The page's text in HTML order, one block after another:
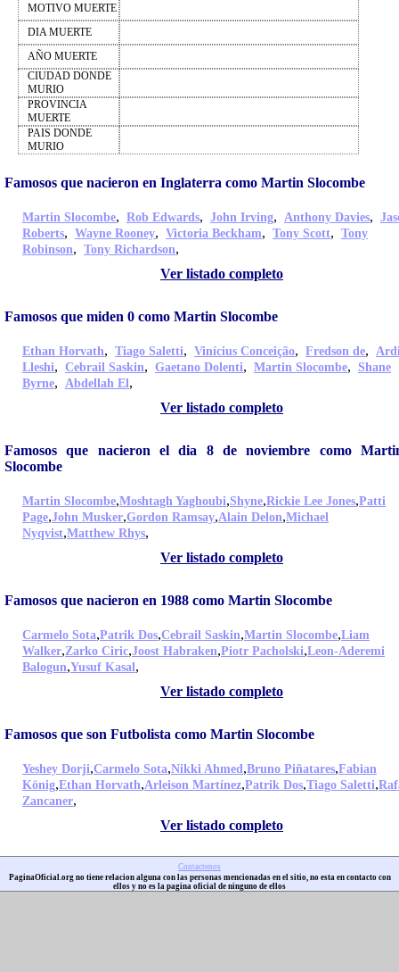
MOTIVO MUERTE
DIA MUERTE
AÑO MUERTE
CIUDAD DONDE
MURIO
PROVINCIA
MUERTE
PAIS DONDE
MURIO
Famosos que nacieron en Inglaterra como Martin Slocombe
Martin Slocombe, Rob Edwards, John Irving, Anthony Davies,
Roberts, Wayne Rooney, Victoria Beckham, Tony Scott, Tony
Robinson, Tony Richardson,
Ver listado completo
Famosos que miden 0 como Martin Slocombe
Ethan Horvath, Tiago Saletti, Vinícius Conceição, Fredson de,
Lleshi, Cebrail Saskin, Gaetano Dolenti, Martin Slocombe, Shane
Byrne, Abdellah El,
Ver listado completo
Famosos que nacieron el dia 8 de noviembre como
Slocombe
Martin Slocombe,Moshtagh Yaghoubi,Shyne,Rickie Lee Jones,Patti
Page,John Musker,Gordon Ramsay,Alain Delon,Michael
Nyqvist,Matthew Rhys,
Ver listado completo
Famosos que nacieron en 1988 como Martin Slocombe
Carmelo Sota,Patrik Dos,Cebrail Saskin,Martin Slocombe,Liam
Walker,Zarko Ciric,Joost Habraken,Piotr Pacholski,Leon-Aderemi
Balogun,Yusuf Kasal,
Ver listado completo
Famosos que son Futbolista como Martin Slocombe
Yeshey Dorji,Carmelo Sota,Nikki Ahmed,Bruno Piñatares,Fabian
König,Ethan Horvath,Arleison Martínez,Patrik Dos,Tiago Saletti,
Zancaner,
Ver listado completo
Contactenos
PaginaOficial.org no tiene relacion alguna con las personas mencionadas en el sitio, no esta en contacto con
ellos y no es la pagina oficial de ninguno de ellos